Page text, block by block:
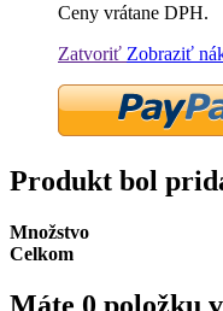
Ceny vrátane DPH.
Zatvoriť Zobraziť
Produkt bol
Množstvo
Celkom
Máte 0 položku